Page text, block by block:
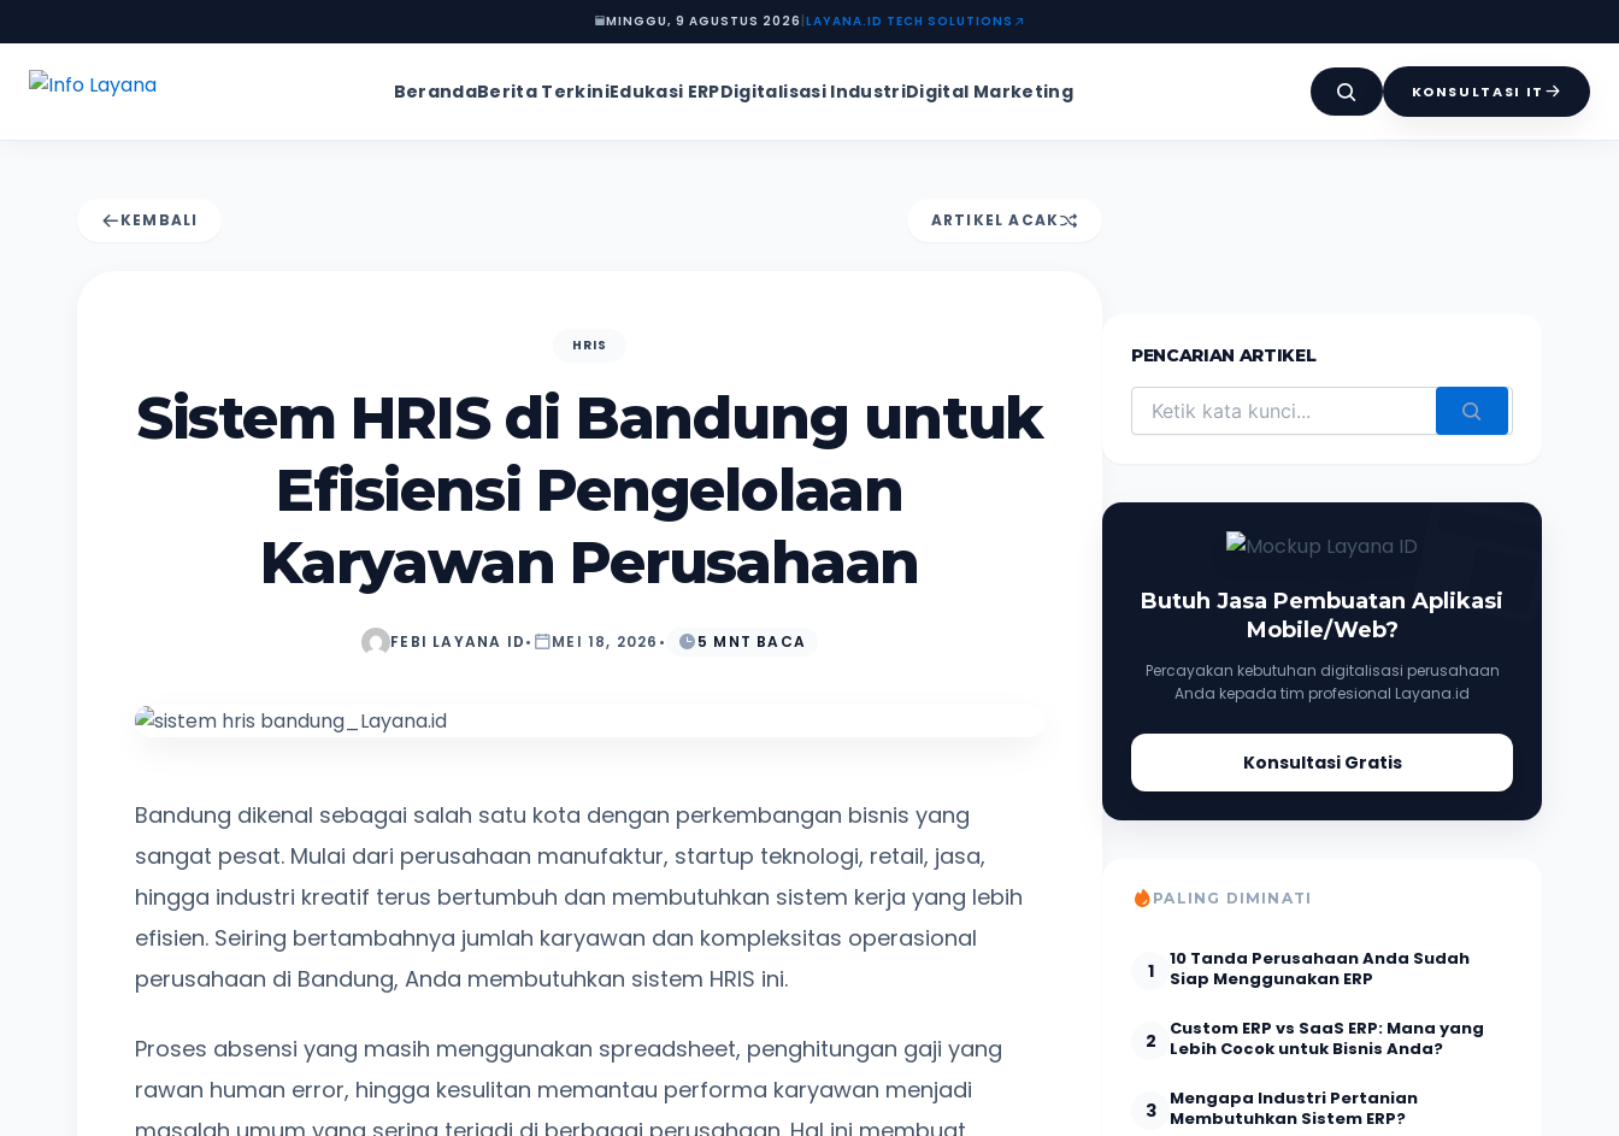
MINGGU, 9 AGUSTUS 2026 LAYANA.ID TECH SOLUTIONS
BerandaBerita TerkiniEdukasi ERPDigitalisasi IndustriDigital Marketing KONSULTASI IT
KEMBALI ARTIKEL ACAK
HRIS
Sistem HRIS di Bandung untuk
Efisiensi Pengelolaan
Karyawan Perusahaan
FEBI LAYANA ID• MEI 18, 2026 • 5 MNT BACA
Bandung dikenal sebagai salah satu kota dengan perkembangan bisnis yang
sangat pesat. Mulai dari perusahaan manufaktur, startup teknologi, retail, jasa,
hingga industri kreatif terus bertumbuh dan membutuhkan sistem kerja yang lebih
efisien. Seiring bertambahnya jumlah karyawan dan kompleksitas operasional
perusahaan di Bandung, Anda membutuhkan sistem HRIS ini.
Proses absensi yang masih menggunakan spreadsheet, penghitungan gaji yang
rawan human error, hingga kesulitan memantau performa karyawan menjadi
PENCARIAN ARTIKEL
Butuh Jasa Pembuatan Aplikasi
Mobile/Web?
Percayakan kebutuhan digitalisasi perusahaan
Anda kepada tim profesional Layana.id
Konsultasi Gratis
PALING DIMINATI
1
10 Tanda Perusahaan Anda Sudah
Siap Menggunakan ERP
2
Custom ERP vs SaaS ERP: Mana yang
Lebih Cocok untuk Bisnis Anda?
3
Mengapa Industri Pertanian
Membutuhkan Sistem ERP?